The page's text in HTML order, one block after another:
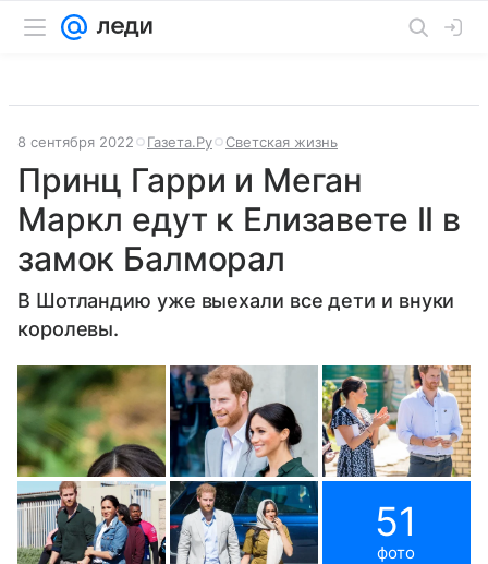
8 сентября 2022 Газета.Ру Светская жизнь
Принц Гарри и Меган
Маркл едут к Елизавете II в
замок Балморал
В Шотландию уже выехали все дети и внуки
королевы.
51
фото